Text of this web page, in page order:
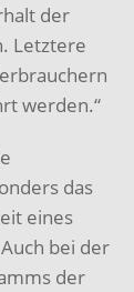
der
Letztere
werden.“
das
eines
bei der
der